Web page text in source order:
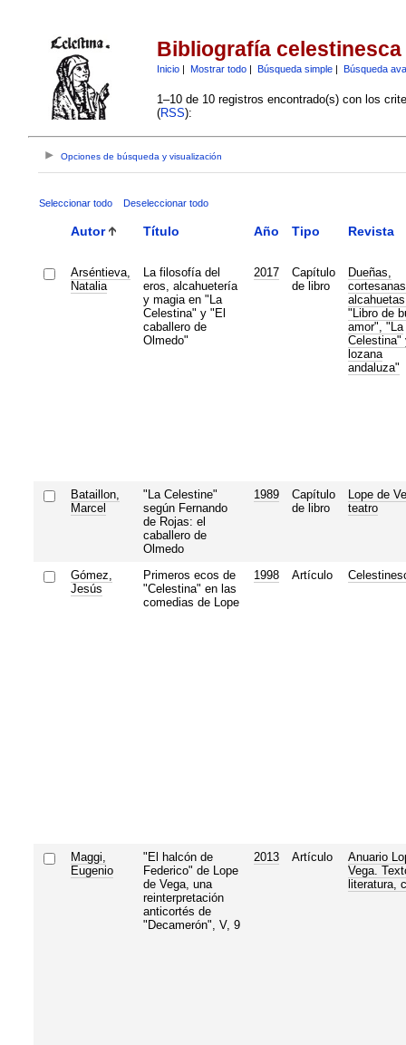
Bibliografía celestinesca
Inicio| Mostrar todo| Búsqueda simple| Búsqueda
1–10 de 10 registros encontrado(s) con los
(RSS):
Opciones de búsqueda y visualización
Seleccionar todo Deseleccionar todo
Autor Título Año Tipo Revista
Arséntieva,
Natalia
La filosofía del
eros, alcahuetería
y magia en "La
Celestina" y "El
caballero de
Olmedo"
2017
Capítulo
de libro
Dueñas,
"Libro de
amor", "La
Celestina"
lozana
andaluza"
Bataillon,
Marcel
"La Celestine"
según Fernando
de Rojas: el
caballero de
Olmedo
1989
Capítulo
de libro
Lope de
teatro
Gómez,
Jesús
Primeros ecos de
"Celestina" en las
comedias de Lope
1998 Artículo
Maggi,
Eugenio
"El halcón de
Federico" de Lope
de Vega, una
reinterpretación
anticortés de
"Decamerón", V, 9
2013 Artículo
Anuario
Vega.
literatura,